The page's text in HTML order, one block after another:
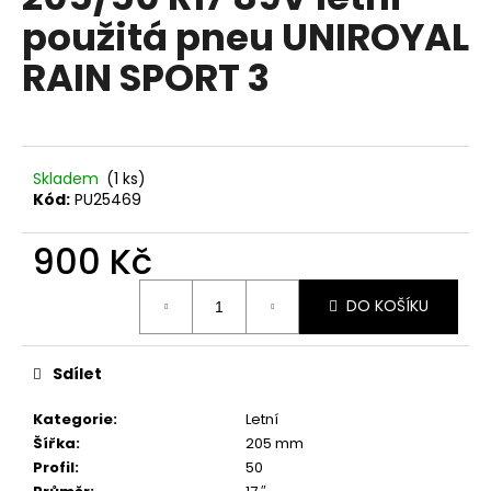
5
hvězdiček.
použitá pneu UNIROYAL
RAIN SPORT 3
Skladem (1 ks)
Kód: PU25469
900 Kč
DO KOŠÍKU
Kategorie:
Letní
Šířka:
205 mm
Profil:
50
Sdílet
a
j
í
?
D
o
o
u